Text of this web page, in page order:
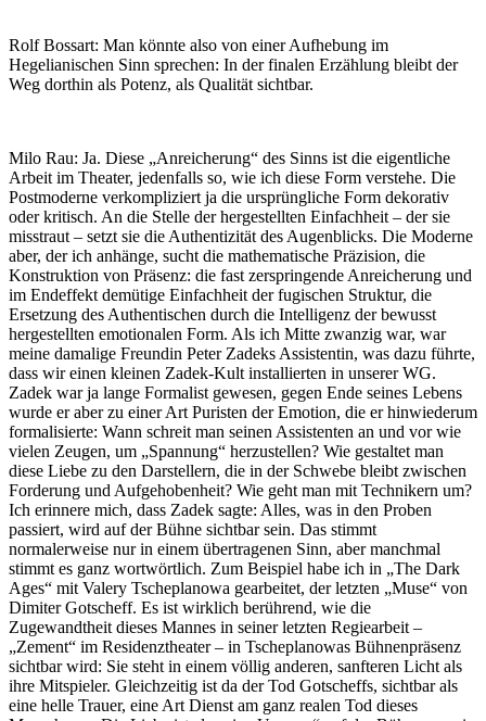
Rolf Bossart: Man könnte also von einer Aufhebung im
Hegelianischen Sinn sprechen: In der finalen Erzählung bleibt der
Weg dorthin als Potenz, als Qualität sichtbar.
Milo Rau: Ja. Diese „Anreicherung“ des Sinns ist die eigentliche
Arbeit im Theater, jedenfalls so, wie ich diese Form verstehe. Die
Postmoderne verkompliziert ja die ursprüngliche Form dekorativ
oder kritisch. An die Stelle der hergestellten Einfachheit – der sie
misstraut – setzt sie die Authentizität des Augenblicks. Die Moderne
aber, der ich anhänge, sucht die mathematische Präzision, die
Konstruktion von Präsenz: die fast zerspringende Anreicherung und
im Endeffekt demütige Einfachheit der fugischen Struktur, die
Ersetzung des Authentischen durch die Intelligenz der bewusst
hergestellten emotionalen Form. Als ich Mitte zwanzig war, war
meine damalige Freundin Peter Zadeks Assistentin, was dazu führte,
dass wir einen kleinen Zadek-Kult installierten in unserer WG.
Zadek war ja lange Formalist gewesen, gegen Ende seines Lebens
wurde er aber zu einer Art Puristen der Emotion, die er hinwiederum
formalisierte: Wann schreit man seinen Assistenten an und vor wie
vielen Zeugen, um „Spannung“ herzustellen? Wie gestaltet man
diese Liebe zu den Darstellern, die in der Schwebe bleibt zwischen
Forderung und Aufgehobenheit? Wie geht man mit Technikern um?
Ich erinnere mich, dass Zadek sagte: Alles, was in den Proben
passiert, wird auf der Bühne sichtbar sein. Das stimmt
normalerweise nur in einem übertragenen Sinn, aber manchmal
stimmt es ganz wortwörtlich. Zum Beispiel habe ich in „The Dark
Ages“ mit Valery Tscheplanowa gearbeitet, der letzten „Muse“ von
Dimiter Gotscheff. Es ist wirklich berührend, wie die
Zugewandtheit dieses Mannes in seiner letzten Regiearbeit –
„Zement“ im Residenztheater – in Tscheplanowas Bühnenpräsenz
sichtbar wird: Sie steht in einem völlig anderen, sanfteren Licht als
ihre Mitspieler. Gleichzeitig ist da der Tod Gotscheffs, sichtbar als
eine helle Trauer, eine Art Dienst am ganz realen Tod dieses